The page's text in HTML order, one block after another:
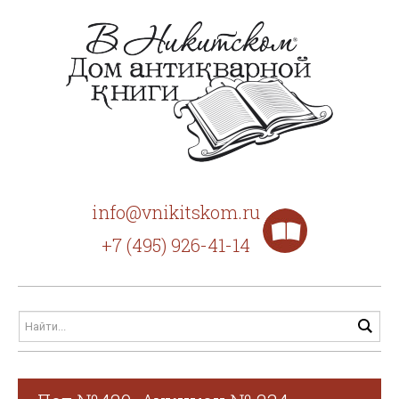
info@vnikitskom.ru
+7 (495) 926-41-14